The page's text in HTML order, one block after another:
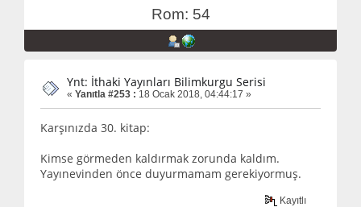
Rom: 54
Ynt: İthaki Yayınları Bilimkurgu Serisi
« Yanıtla #253 : 18 Ocak 2018, 04:44:17 »
Karşınızda 30. kitap:
Kimse görmeden kaldırmak zorunda kaldım.
Yayınevinden önce duyurmamam gerekiyormuş.
Kayıtlı